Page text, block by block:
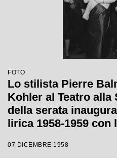
FOTO
Lo stilista Pierre
Kohler al Teatro alla
della serata
lirica 1958-1959 con
Votto con la regia di
07 DICEMBRE 1958